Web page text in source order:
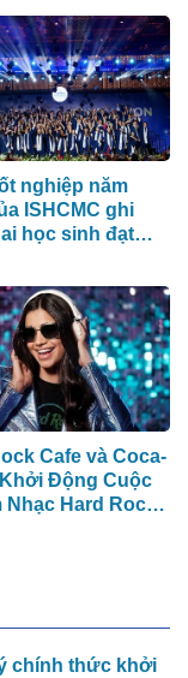
Bản) Hỗ Trợ
Ngữ
nghiệp năm
ISHCMC ghi
học sinh đạt
toàn khóa đạt
Cafe và Coca-
Động Cuộc
Nhạc Hard Rock
chính thức khởi